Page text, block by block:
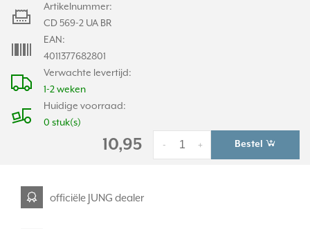
Verwachte levertijd:
1-2 weken
Huidige voorraad:
0 stuk(s)
Artikelnummer:
CD 569-2 UA BR
EAN:
4011377682801
10,95 +
- Bestel
officiële JUNG dealer